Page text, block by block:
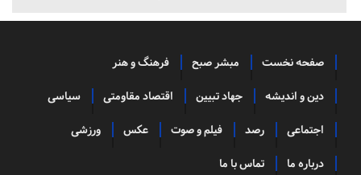
صفحه نخست مبشر صبح فرهنگ و هنر
دین و اندیشه جهاد تبیین اقتصاد مقاومتی سیاسی
اجتماعی رصد فیلم و صوت عکس ورزشی
درباره ما تماس با ما